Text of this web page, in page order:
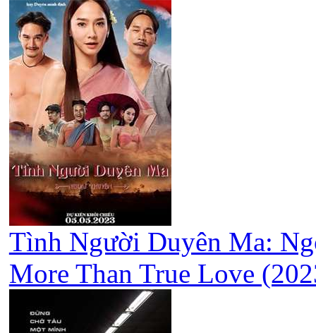
Tình Người Duyên Ma:
More Than True Love